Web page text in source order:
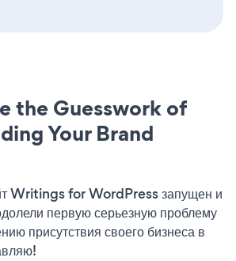
the Guesswork of
Your Brand
Writings for WordPress запущен и
первую серьезную проблему
присутствия своего бизнеса в